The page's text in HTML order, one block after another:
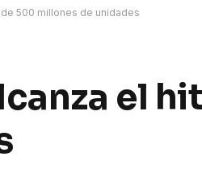
500 millones de unidades
el